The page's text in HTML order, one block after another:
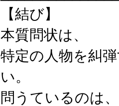
【結び】
本質問状は、
特定の人物を糾
い。
問うているのは